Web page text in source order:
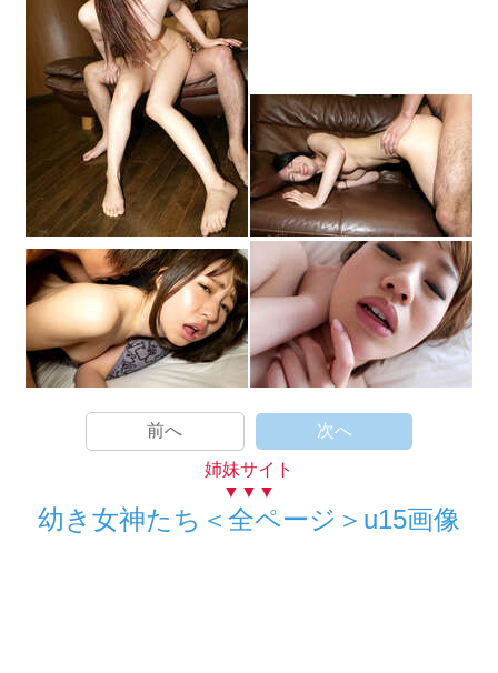
前へ 次へ
姉妹サイト
▼▼▼
幼き女神たち＜全ページ＞u15画像